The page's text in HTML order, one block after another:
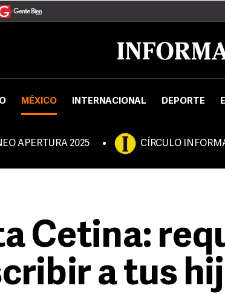
MÉXICO INTERNACIONAL DEPORTE
APERTURA 2025 CÍRCULO
Cetina:
a tus